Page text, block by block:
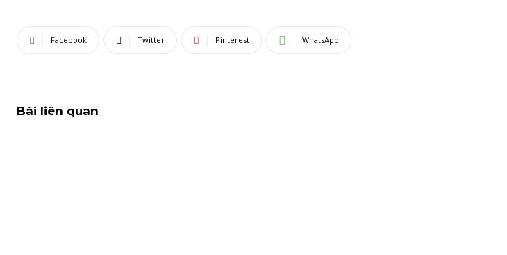
Facebook Twitter Pinterest WhatsApp
Bài liên quan